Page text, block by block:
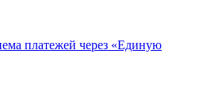
платежей через «Единую